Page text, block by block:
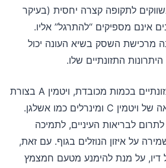
לתקופה קצרה יחסית (בעיקר
אינם מספיקים “להתרגל” אליו.
מרכישת השסק בשיא העונה יכול
התזונתיים שלו.
בשסק תמצאו סיבים תזונתיים בכמות מכובדת, ויטמין A בצורת
בטא-קרוטן, וכן כמות נאה של ויטמין C ומינרלים כמו אשלגן.
לבריאות העיניים, לתמיכה
על איזון הנוזלים בגוף. עם זאת,
על מנת להימנע מטעם חמצמץ